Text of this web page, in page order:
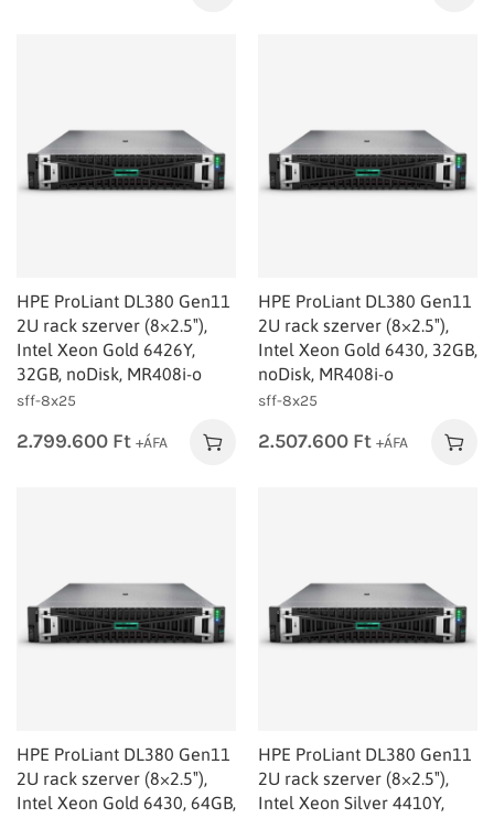
HPE ProLiant DL380 Gen11
2U rack szerver (8×2.5″),
Intel Xeon Gold 6426Y,
32GB, noDisk, MR408i-o
sff-8x25
2.799.600 Ft +ÁFA
HPE ProLiant DL380 Gen11
2U rack szerver (8×2.5″),
Intel Xeon Gold 6430, 32GB,
noDisk, MR408i-o
sff-8x25
2.507.600 Ft +ÁFA
HPE ProLiant DL380 Gen11
2U rack szerver (8×2.5″),
Intel Xeon Gold 6430, 64GB,
HPE ProLiant DL380 Gen11
2U rack szerver (8×2.5″),
Intel Xeon Silver 4410Y,